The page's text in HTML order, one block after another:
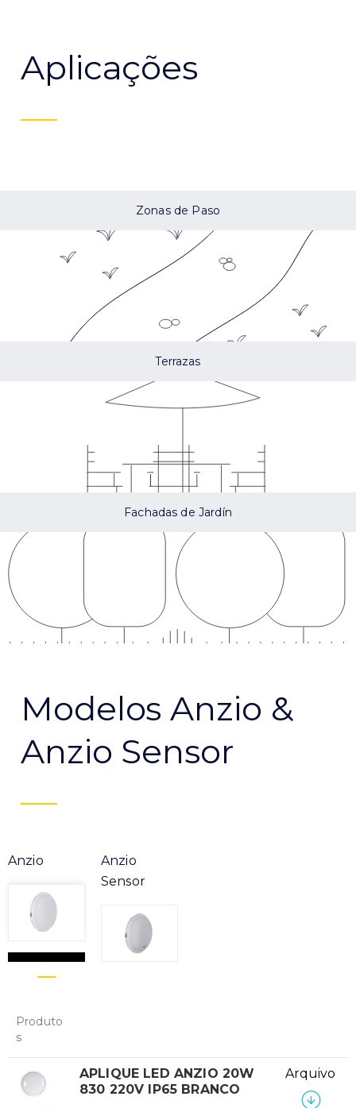
Aplicações
Zonas de Paso
Terrazas
Fachadas de Jardín
Modelos Anzio &
Anzio Sensor
Anzio
Anzio
Sensor
Produto
s
APLIQUE LED ANZIO 20W
830 220V IP65 BRANCO
Arquivo